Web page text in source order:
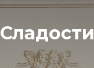
Сладости